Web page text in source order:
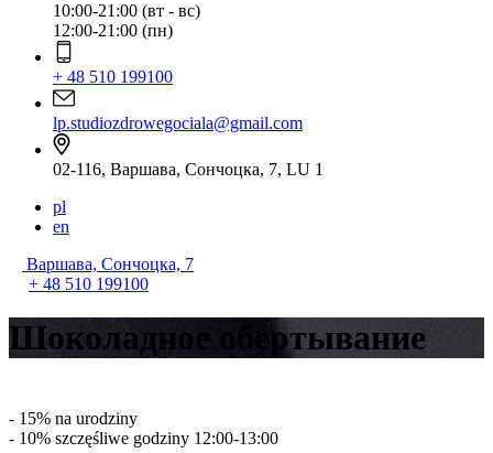
10:00-21:00 (вт - вс)
12:00-21:00 (пн)
+ 48 510 199100
lp.studiozdrowegociala@gmail.com
02-116, Варшава, Сончоцка, 7, LU 1
pl
en
Варшава, Сончоцка, 7
+ 48 510 199100
Шоколадное обертывание
- 15% na urodziny
- 10% szczęśliwe godziny 12:00-13:00